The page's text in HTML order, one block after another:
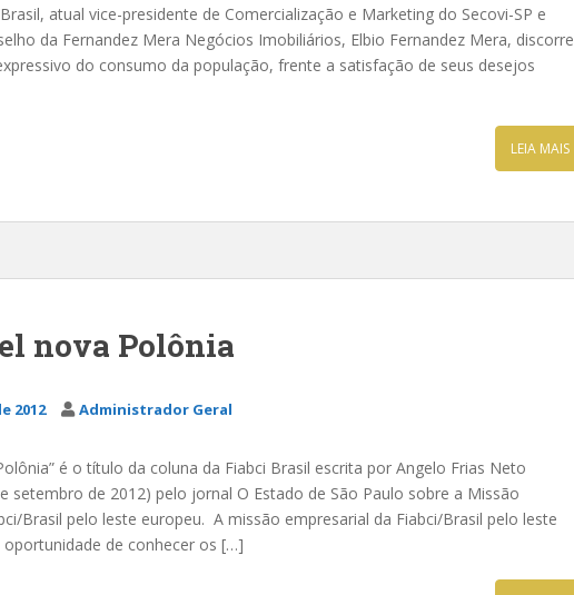
atual vice-presidente de Comercialização e Marketing do Secovi-SP e
da Fernandez Mera Negócios Imobiliários, Elbio Fernandez Mera, discorre
do consumo da população, frente a satisfação de seus desejos
LEIA MAIS
nova Polônia
2012 Administrador Geral
é o título da coluna da Fiabci Brasil escrita por Angelo Frias Neto
setembro de 2012) pelo jornal O Estado de São Paulo sobre a Missão
Brasil pelo leste europeu. A missão empresarial da Fiabci/Brasil pelo leste
oportunidade de conhecer os […]